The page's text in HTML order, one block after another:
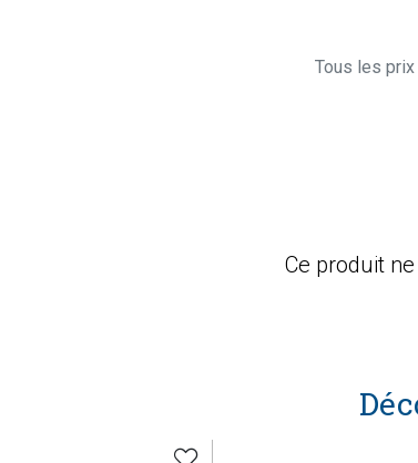
Tous les
Ce produit